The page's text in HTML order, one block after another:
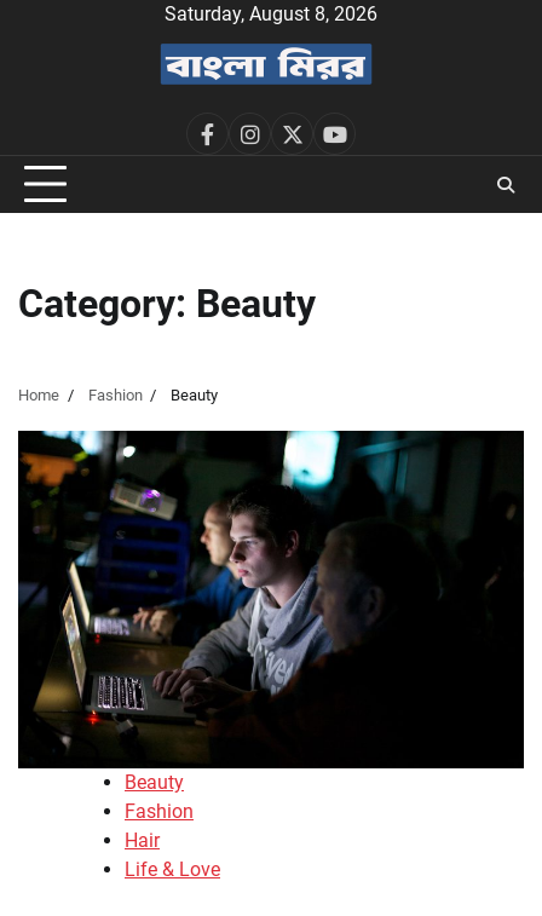
Saturday, August 8, 2026
facebookinstagram
twitteryoutube
Category: Beauty
Home Fashion Beauty
Beauty
Fashion
Hair
Life & Love